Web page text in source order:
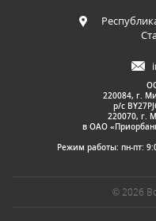
220084, г.
р/с
220070, г.
в ОАО
Режим работы: пн-пт:
© 2026